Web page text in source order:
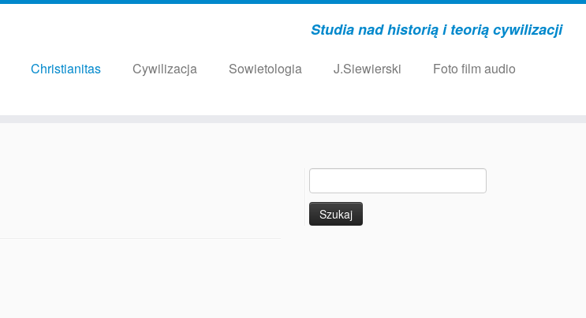
Studia nad historią i teorią cywilizacji
Christianitas Cywilizacja Sowietologia J.Siewierski
Foto film audio